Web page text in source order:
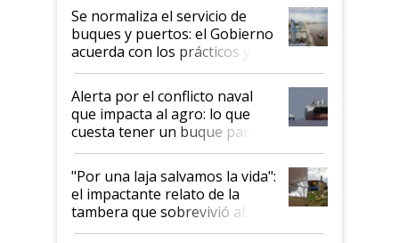
Se normaliza el servicio de
buques y puertos: el Gobierno
acuerda con los prácticos y
suspende el decreto de
desregulación
Alerta por el conflicto naval
que impacta al agro: lo que
cuesta tener un buque parado
y el peligro de que Argentina
pase a ser "país sucio"
"Por una laja salvamos la vida":
el impactante relato de la
tambera que sobrevivió al
tornado